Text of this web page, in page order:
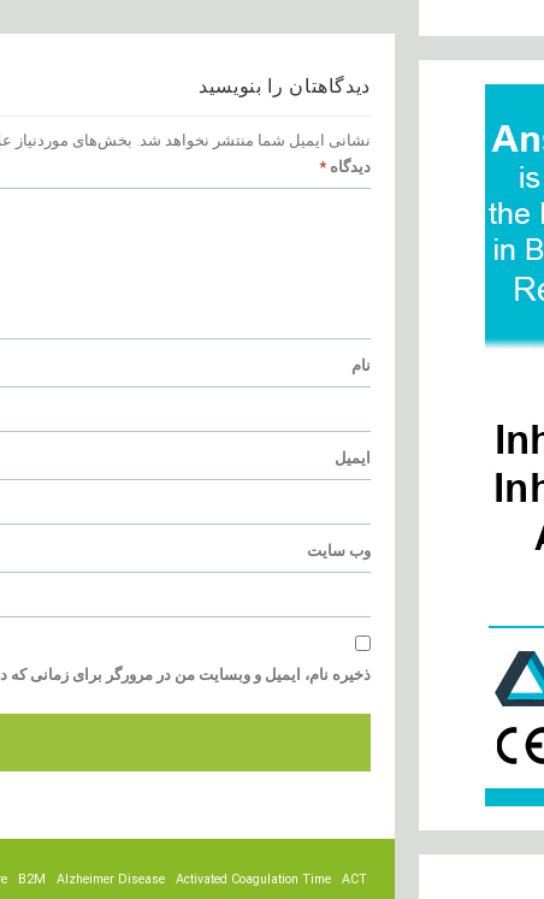
دیدگاهتان را بنویسید
نشانی ایمیل شما منتشر نخواهد شد. بخش‌های موردنیاز
دیدگاه *
نام
ایمیل
وب‌ سایت
ذخیره نام، ایمیل و وبسایت من در مرورگر برای زمانی که
ACT
Activated Coagulation Time
Alzheimer Disease
B2M